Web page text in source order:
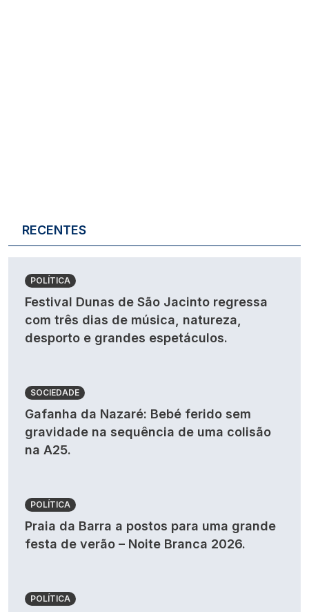
RECENTES
POLÍTICA
Festival Dunas de São Jacinto regressa
com três dias de música, natureza,
desporto e grandes espetáculos.
SOCIEDADE
Gafanha da Nazaré: Bebé ferido sem
gravidade na sequência de uma colisão
na A25.
POLÍTICA
Praia da Barra a postos para uma grande
festa de verão – Noite Branca 2026.
POLÍTICA